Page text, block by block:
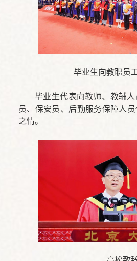
毕业生向教职员
毕业生代表向教师、教辅
员、保安员、后勤服务保障人
之情。